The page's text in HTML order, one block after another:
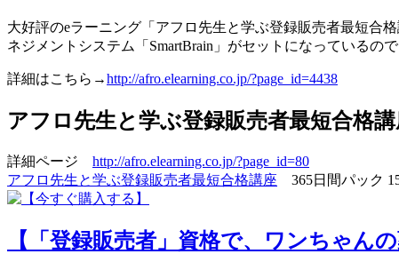
大好評のeラーニング「アフロ先生と学ぶ登録販売者最短合
ネジメントシステム「SmartBrain」がセットになっているの
詳細はこちら→http://afro.elearning.co.jp/?page_id=4438
アフロ先生と学ぶ登録販売者最短合格
詳細ページ http://afro.elearning.co.jp/?page_id=80
アフロ先生と学ぶ登録販売者最短合格講座 365日間パック
【「登録販売者」資格で、ワンちゃん